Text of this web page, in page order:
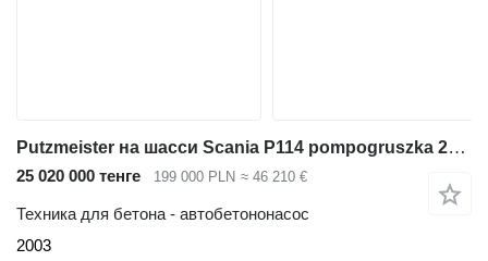
Putzmeister на шасси Scania P114 pompogruszka 24m,gruszka, do betonu
25 020 000 тенге 199 000 PLN ≈ 46 210 €
Техника для бетона - автобетононасос
2003